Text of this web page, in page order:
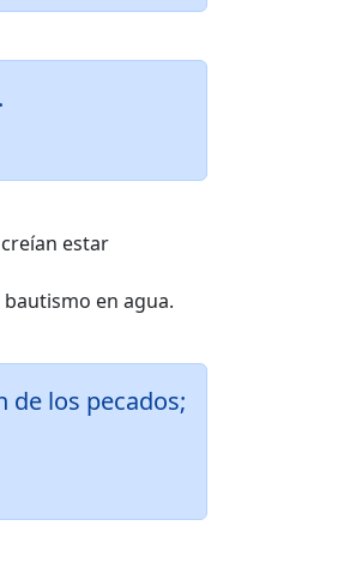
estar
en agua.
de los pecados;